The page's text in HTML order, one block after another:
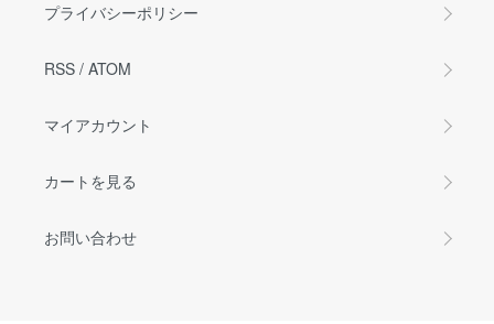
プライバシーポリシー
RSS / ATOM
マイアカウント
カートを見る
お問い合わせ